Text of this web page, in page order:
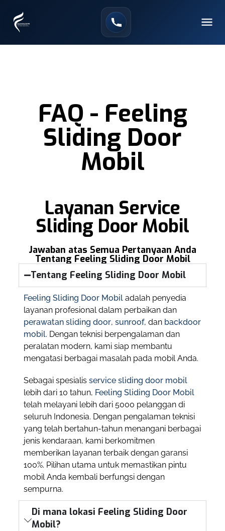
FAQ - Feeling
Sliding Door
Mobil
Layanan Service
Sliding Door Mobil
Jawaban atas Semua Pertanyaan Anda
Tentang Feeling Sliding Door Mobil
Tentang Feeling Sliding Door Mobil
Feeling Sliding Door Mobil adalah penyedia
layanan profesional dalam perbaikan dan
perawatan sliding door,sunroof, dan backdoor
mobil. Dengan teknisi berpengalaman dan
peralatan modern, kami siap membantu
mengatasi berbagai masalah pada mobil Anda.
Sebagai spesialisservice sliding door mobil
lebih dari 10 tahun, Feeling Sliding Door Mobil
telah melayani lebih dari 5000 pelanggan di
seluruh Indonesia. Dengan pengalaman teknisi
yang telah bertahun-tahun menangani berbagai
jenis kendaraan, kami berkomitmen
memberikan layanan terbaik dengan garansi
100%. Pilihan utama untuk memastikan pintu
mobil Anda kembali berfungsi dengan
sempurna.
Di mana lokasi Feeling Sliding Door
Mobil?